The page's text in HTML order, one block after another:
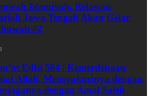
Islamiyah, Relawan
Jawa Tengah Akan Gelar
#2
Edisi 504 | Kemerdekaan
Allah, Mensyukurinya dengan
dengan Amal Saleh